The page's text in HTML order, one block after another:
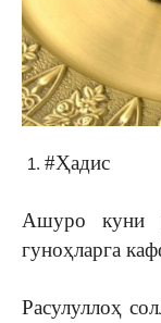
#Ҳадис
Ашуро куни
гуноҳларга
Расулуллоҳ